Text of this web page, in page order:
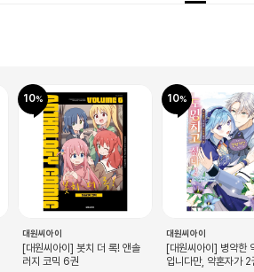
10
대원씨아이
[대원씨아이] 봇치 더 록! 앤솔
러지 코믹 6권
10
대원씨아이
[대원씨아이] 병약한
입니다만, 약혼자가 2